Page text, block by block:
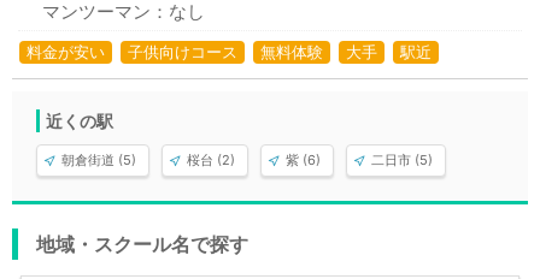
マンツーマン：なし
料金が安い 子供向けコース 無料体験 大手 駅近
近くの駅
朝倉街道 (5) 桜台 (2) 紫 (6) 二日市 (5)
地域・スクール名で探す